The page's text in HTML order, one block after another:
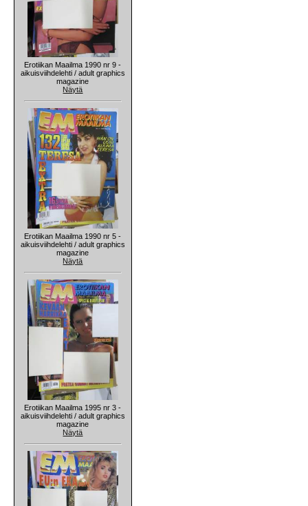
Erotiikan Maailma 1990 nr 9 -
aikuisviihdelehti / adult graphics
magazine
Näytä
Erotiikan Maailma 1990 nr 5 -
aikuisviihdelehti / adult graphics
magazine
Näytä
Erotiikan Maailma 1995 nr 3 -
aikuisviihdelehti / adult graphics
magazine
Näytä